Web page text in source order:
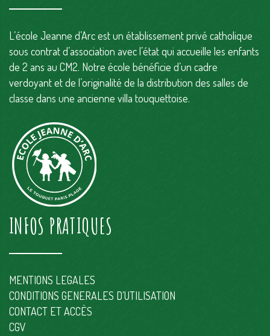
L’école Jeanne d’Arc est un établissement privé catholique
sous contrat d’association avec l’état qui accueille les enfants
de 2 ans au CM2. Notre école bénéficie d’un cadre
verdoyant et de l’originalité de la distribution des salles de
classe dans une ancienne villa touquettoise.
INFOS PRATIQUES
MENTIONS LEGALES
CONDITIONS GENERALES D’UTILISATION
CONTACT ET ACCÈS
CGV